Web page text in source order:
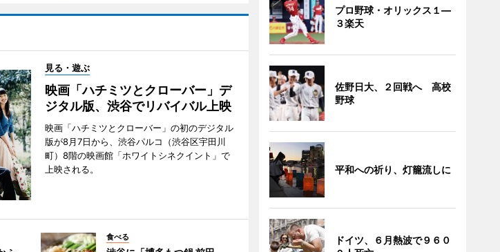
見る・遊ぶ
映画「ハチミツとクローバー」デ
ジタル版、渋谷でリバイバル上映
映画「ハチミツとクローバー」の初のデジタル
版が8月7日から、渋谷パルコ（渋谷区宇田川
町）8階の映画館「ホワイトシネクイント」で
上映される。
食べる
プロ野球・オリックス１―
３楽天
佐野日大、２回戦へ 高校
野球
平和への祈り、灯籠流しに
ドイツ、６月熱波で９６０